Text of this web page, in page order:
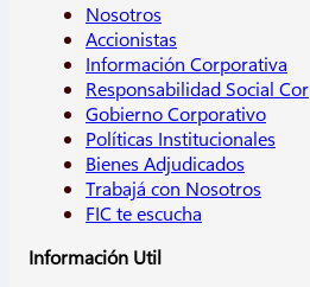
Nosotros
Accionistas
Información Corporativa
Responsabilidad Social
Gobierno Corporativo
Políticas Institucionales
Bienes Adjudicados
Trabajá con Nosotros
FIC te escucha
Información Util